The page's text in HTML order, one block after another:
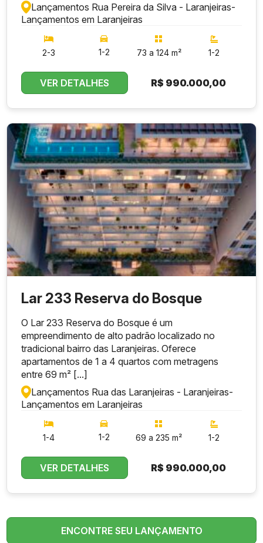
Lançamentos Rua Pereira da Silva - Laranjeiras-
Lançamentos em Laranjeiras
2-3 1-2 73 a 124 m² 1-2
VER DETALHES R$ 990.000,00
Lar 233 Reserva do Bosque
O Lar 233 Reserva do Bosque é um
empreendimento de alto padrão localizado no
tradicional bairro das Laranjeiras. Oferece
apartamentos de 1 a 4 quartos com metragens
entre 69 m² [...]
Lançamentos Rua das Laranjeiras - Laranjeiras-
Lançamentos em Laranjeiras
1-4 1-2 69 a 235 m² 1-2
VER DETALHES R$ 990.000,00
ENCONTRE SEU LANÇAMENTO